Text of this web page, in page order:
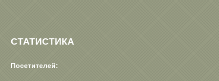
СТАТИСТИКА
Посетителей: